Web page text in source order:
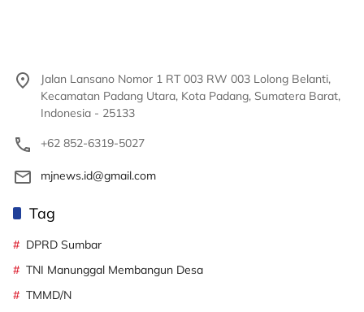
Jalan Lansano Nomor 1 RT 003 RW 003 Lolong Belanti,
Kecamatan Padang Utara, Kota Padang, Sumatera Barat,
Indonesia - 25133
+62 852-6319-5027
mjnews.id@gmail.com
Tag
DPRD Sumbar
TNI Manunggal Membangun Desa
TMMD/N